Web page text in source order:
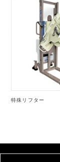
特殊リフター